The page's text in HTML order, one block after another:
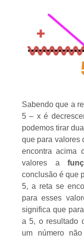
Sabendo que a
5 – x é
podemos tirar
que para valores
encontra acima
valores a
conclusão é que
5, a reta se
para esses
significa que
a 5, o resultado
um número